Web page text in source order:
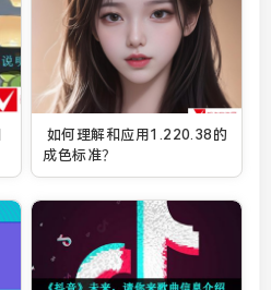
如何理解和应用1.220.38的
成色标准？